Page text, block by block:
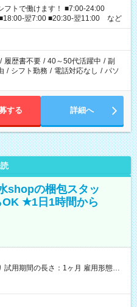
フトで働けます！ ■7:00-24:00
翌7:00 ■20:30-翌11:00 など
/ 履歴書不要 / 40～50代活躍中 / 副
/ シフト勤務 / 電話対応なし / パソ
する 詳細へ
shopの梱包スタッ
★1日1時間から
試用期間の長さ：1ヶ月 雇用形態、